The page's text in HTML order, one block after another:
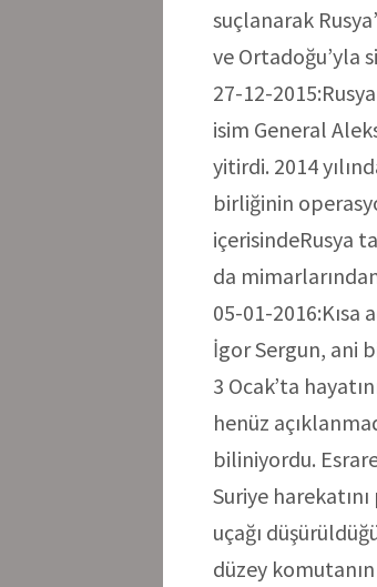
suçlanarak
ve Ortadoğu’yla
27-12-
isim General
yitirdi. 2014
birliğinin
içerisindeRusya
da
05-01-2016:Kısa
İgor Sergun, ani
3 Ocak’ta
henüz
biliniyordu.
Suriye
uçağı
düzey